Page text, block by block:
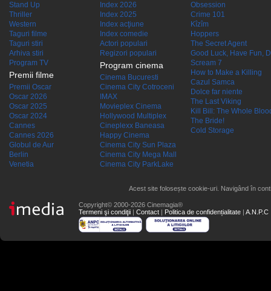
Stand Up
Thriller
Western
Taguri filme
Taguri stiri
Arhiva stiri
Program TV
Premii filme
Premii Oscar
Oscar 2026
Oscar 2025
Oscar 2024
Cannes
Cannes 2026
Globul de Aur
Berlin
Venetia
Index 2026
Index 2025
Index acţiune
Index comedie
Actori populari
Regizori populari
Program cinema
Cinema Bucuresti
Cinema City Cotroceni
IMAX
Movieplex Cinema
Hollywood Multiplex
Cineplexx Baneasa
Happy Cinema
Cinema City Sun Plaza
Cinema City Mega Mall
Cinema City ParkLake
Obsession
Crime 101
Kîzîm
Hoppers
The Secret Agent
Good Luck, Have Fun,
Scream 7
How to Make a Killing
Cazul Samca
Dolce far niente
The Last Viking
Kill Bill: The Whole
The Bride!
Cold Storage
Acest site folosește cookie-uri. Navigând în
Copyright© 2000-2026 Cinemagia®
Termeni şi condiţii | Contact | Politica de confidențialitate | A.N.P.C